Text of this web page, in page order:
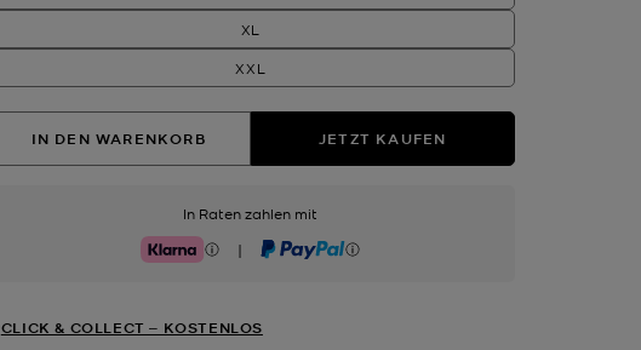
XL
XXL
IN DEN WARENKORB JETZT KAUFEN
In Raten zahlen mit
Klarna | PayPal
CLICK & COLLECT ‒ KOSTENLOS